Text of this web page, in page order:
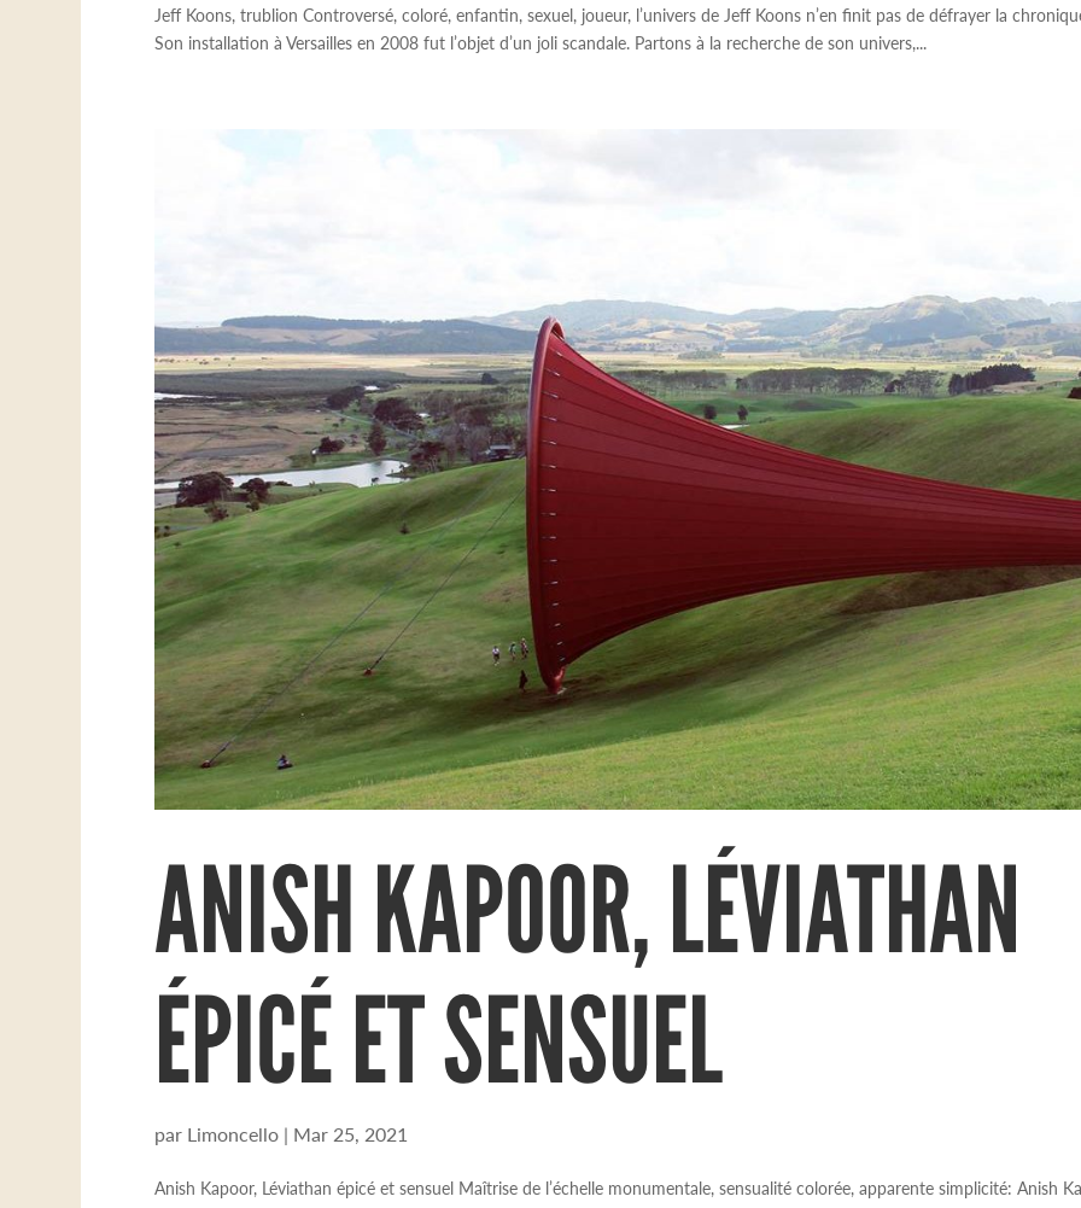
Jeff Koons, trublion Controversé, coloré, enfantin, sexuel, joueur, l’univers de Jeff Koons n’en finit pas de défrayer la
Son installation à Versailles en 2008 fut l’objet d’un joli scandale. Partons à la recherche de son univers,...
ANISH KAPOOR, LÉVIATHAN
ÉPICÉ ET SENSUEL
par Limoncello| Mar 25, 2021
Anish Kapoor, Léviathan épicé et sensuel Maîtrise de l’échelle monumentale, sensualité colorée, apparente simplicité: Anish